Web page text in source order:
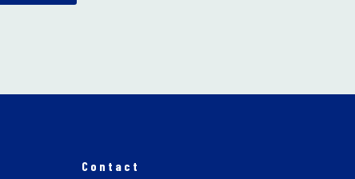
Contact